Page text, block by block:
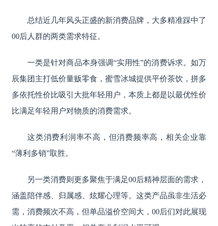
总结近几年风头正盛的新消费品牌，大多精准踩中了
00后人群的两类需求特征。
一类是针对商品本身强调“实用性”的消费诉求。如万
辰集团主打低价量贩零食，蜜雪冰城提供平价茶饮，拼多
多依托性价比吸引大批年轻用户，本质上都是以最优性价
比满足年轻用户对物质的消费需求。
这类消费利润率不高，但消费频率高，相关企业靠
“薄利多销”取胜。
另一类消费则更多聚焦于满足00后精神层面的需求，
涵盖陪伴感、归属感、炫耀心理等。这类产品虽非生活必
需，消费频次不高，但单品溢价空间大，00后们对此展现